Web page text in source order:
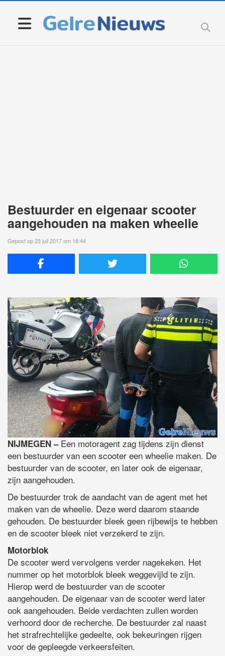
Bestuurder en eigenaar scooter
aangehouden na maken wheelie
Gepost op 23 juli 2017 om 18:44
NIJMEGEN – Een motoragent zag tijdens zijn dienst
een bestuurder van een scooter een wheelie maken. De
bestuurder van de scooter, en later ook de eigenaar,
zijn aangehouden.
De bestuurder trok de aandacht van de agent met het
maken van de wheelie. Deze werd daarom staande
gehouden. De bestuurder bleek geen rijbewijs te hebben
en de scooter bleek niet verzekerd te zijn.
Motorblok
De scooter werd vervolgens verder nagekeken. Het
nummer op het motorblok bleek weggevijld te zijn.
Hierop werd de bestuurder van de scooter
aangehouden. De eigenaar van de scooter werd later
ook aangehouden. Beide verdachten zullen worden
verhoord door de recherche. De bestuurder zal naast
het strafrechtelijke gedeelte, ook bekeuringen rijgen
voor de gepleegde verkeersfeiten.